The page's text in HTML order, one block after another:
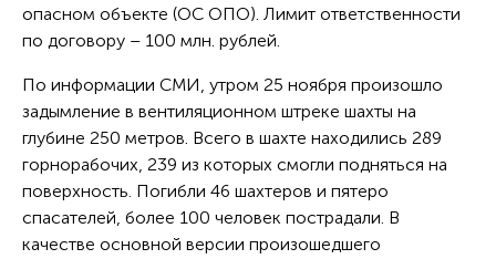
опасном объекте (ОС ОПО). Лимит ответственности
по договору – 100 млн. рублей.
По информации СМИ, утром 25 ноября произошло
задымление в вентиляционном штреке шахты на
глубине 250 метров. Всего в шахте находились 289
горнорабочих, 239 из которых смогли подняться на
поверхность. Погибли 46 шахтеров и пятеро
спасателей, более 100 человек пострадали. В
качестве основной версии произошедшего